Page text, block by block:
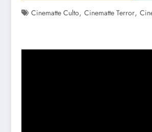
Cinematte Culto, Cinematte Terror,